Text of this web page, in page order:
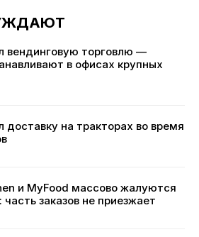
вендинговую торговлю —
в офисах крупных
доставку на тракторах во время
и MyFood массово жалуются
заказов не приезжает